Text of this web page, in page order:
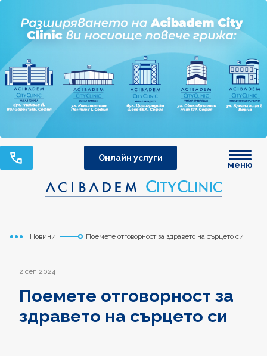
меню
Онлайн услуги
Начало
Новини Поемете отговорност за здравето на сърцето си
2 сеп 2024
Поемете отговорност за
здравето на сърцето си